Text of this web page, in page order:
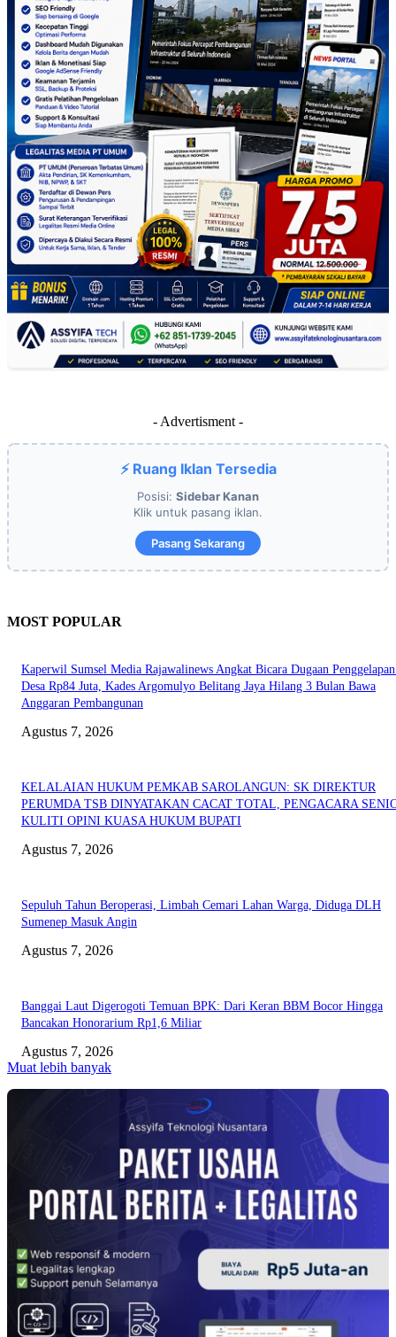
- Advertisment -
⚡ Ruang Iklan Tersedia
Posisi: Sidebar Kanan
Klik untuk pasang iklan.
Pasang Sekarang
MOST POPULAR
Kaperwil Sumsel Media Rajawalinews Angkat Bicara Dugaan
Desa Rp84 Juta, Kades Argomulyo Belitang Jaya Hilang 3 Bulan Bawa
Anggaran Pembangunan
Agustus 7, 2026
KELALAIAN HUKUM PEMKAB SAROLANGUN: SK DIREKTUR
PERUMDA TSB DINYATAKAN CACAT TOTAL, PENGACARA
KULITI OPINI KUASA HUKUM BUPATI
Agustus 7, 2026
Sepuluh Tahun Beroperasi, Limbah Cemari Lahan Warga, Diduga DLH
Sumenep Masuk Angin
Agustus 7, 2026
Banggai Laut Digerogoti Temuan BPK: Dari Keran BBM Bocor Hingga
Bancakan Honorarium Rp1,6 Miliar
Agustus 7, 2026
Muat lebih banyak